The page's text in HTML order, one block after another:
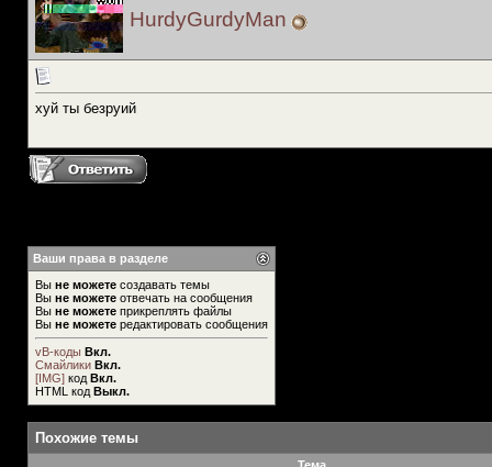
HurdyGurdyMan
хуй ты безруий
Ваши права в разделе
Вы не можете создавать темы
Вы не можете отвечать на сообщения
Вы не можете прикреплять файлы
Вы не можете редактировать сообщения
vB-коды Вкл.
Смайлики Вкл.
[IMG] код Вкл.
HTML код Выкл.
Похожие темы